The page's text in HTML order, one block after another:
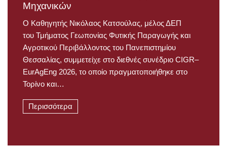
Μηχανικών
Ο Καθηγητής Νικόλαος Κατσούλας, μέλος ΔΕΠ
του Τμήματος Γεωπονίας Φυτικής Παραγωγής και
Αγροτικού Περιβάλλοντος του Πανεπιστημίου
Θεσσαλίας, συμμετείχε στο διεθνές συνέδριο CIGR–
EurAgEng 2026, το οποίο πραγματοποιήθηκε στο
Τορίνο και…
Περισσότερα